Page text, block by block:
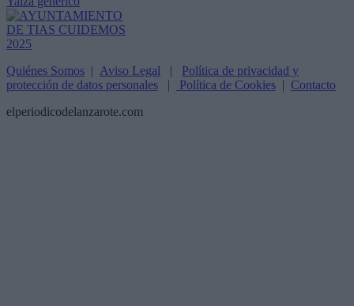
Quiénes Somos | Aviso Legal | Política de privacidad y
protección de datos personales | Política de Cookies | Contacto
elperiodicodelanzarote.com